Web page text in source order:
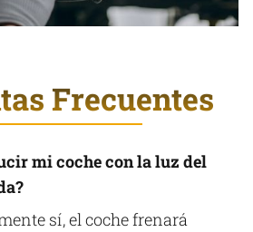
Frecuentes
mi coche con la luz del
sí, el coche frenará